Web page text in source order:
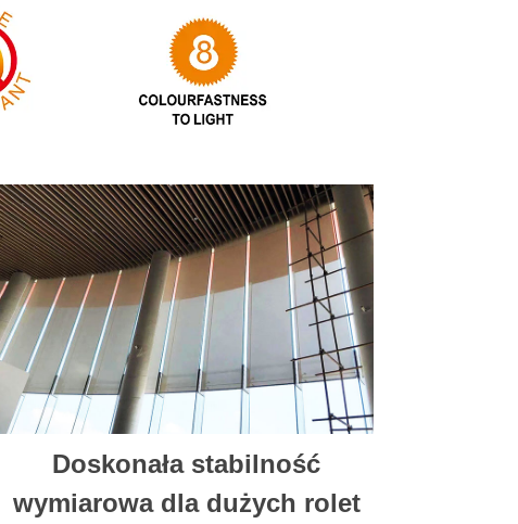
Doskonała stabilność
wymiarowa dla dużych rolet